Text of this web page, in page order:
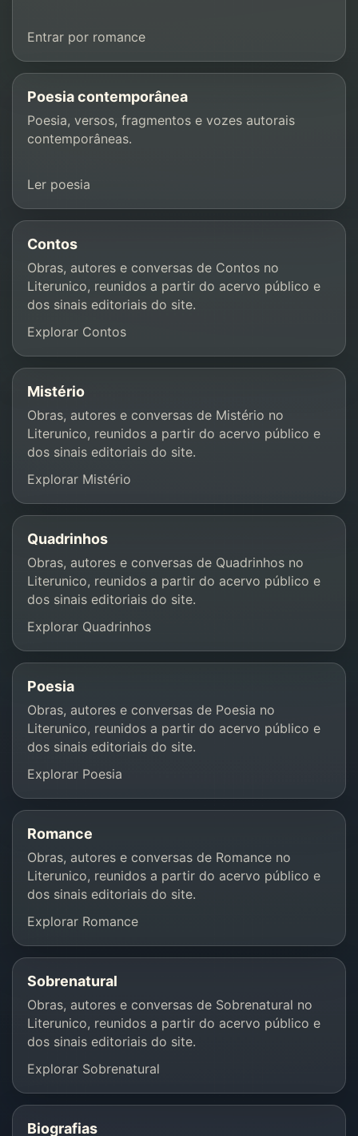
Entrar por romance
Poesia contemporânea
Poesia, versos, fragmentos e vozes autorais
contemporâneas.
Ler poesia
Contos
Obras, autores e conversas de Contos no
Literunico, reunidos a partir do acervo público e
dos sinais editoriais do site.
Explorar Contos
Mistério
Obras, autores e conversas de Mistério no
Literunico, reunidos a partir do acervo público e
dos sinais editoriais do site.
Explorar Mistério
Quadrinhos
Obras, autores e conversas de Quadrinhos no
Literunico, reunidos a partir do acervo público e
dos sinais editoriais do site.
Explorar Quadrinhos
Poesia
Obras, autores e conversas de Poesia no
Literunico, reunidos a partir do acervo público e
dos sinais editoriais do site.
Explorar Poesia
Romance
Obras, autores e conversas de Romance no
Literunico, reunidos a partir do acervo público e
dos sinais editoriais do site.
Explorar Romance
Sobrenatural
Obras, autores e conversas de Sobrenatural no
Literunico, reunidos a partir do acervo público e
dos sinais editoriais do site.
Explorar Sobrenatural
Biografias